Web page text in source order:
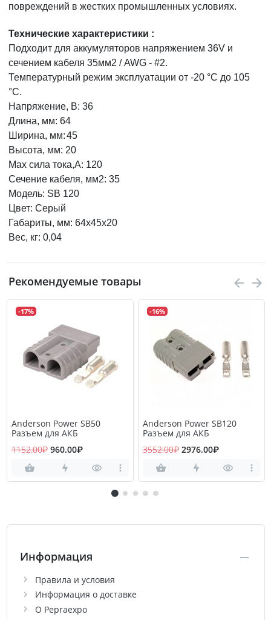
повреждений в жестких промышленных условиях.
Технические характеристики :
Подходит для аккумуляторов напряжением 36V и
сечением кабеля 35мм2 / AWG - #2.
Температурный режим эксплуатации от -20 °С до 105
°С.
Напряжение, В: 36
Длина, мм: 64
Ширина, мм:45
Высота, мм: 20
Max сила тока,A: 120
Сечение кабеля, мм2: 35
Модель: SB 120
Цвет: Серый
Габариты, мм: 64х45х20
Вес, кг: 0,04
Рекомендуемые товары
-17%
Anderson Power SB50
Разъем для АКБ
1152.00₽ 960.00₽
-16%
Anderson Power SB120
Разъем для АКБ
3552.00₽ 2976.00₽
Информация
Правила и условия
Информация о доставке
О Pepraexpo